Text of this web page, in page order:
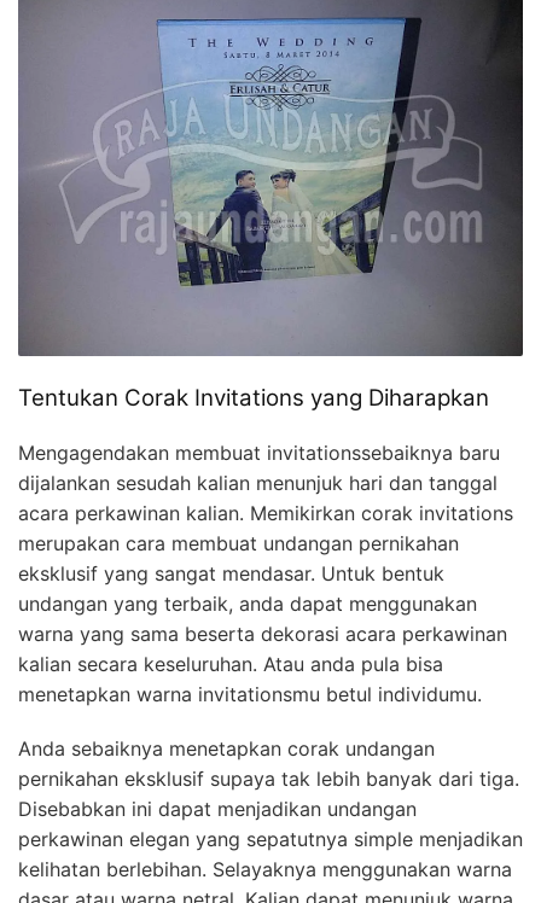
Tentukan Corak Invitations yang Diharapkan
Mengagendakan membuat invitationssebaiknya baru
dijalankan sesudah kalian menunjuk hari dan tanggal
acara perkawinan kalian. Memikirkan corak invitations
merupakan cara membuat undangan pernikahan
eksklusif yang sangat mendasar. Untuk bentuk
undangan yang terbaik, anda dapat menggunakan
warna yang sama beserta dekorasi acara perkawinan
kalian secara keseluruhan. Atau anda pula bisa
menetapkan warna invitationsmu betul individumu.
Anda sebaiknya menetapkan corak undangan
pernikahan eksklusif supaya tak lebih banyak dari tiga.
Disebabkan ini dapat menjadikan undangan
perkawinan elegan yang sepatutnya simple menjadikan
kelihatan berlebihan. Selayaknya menggunakan warna